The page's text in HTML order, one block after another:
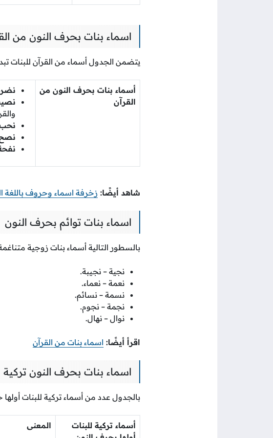
اسماء بنات بحرف النون من
يتضمن الجدول أسماء من القرآن للبنات
أسماء بنات بحرف النون من
القرآن
شاهد أيضًا: زخرفة اسماء وحروف باللغة
اسماء بنات توائم بحرف النون
بالسطور التالية أسماء بنات زوجية
نجية – نجيبة.
نعمة – نعماء.
نسمة – نسائم.
نجمة – نجوم.
نوال – نهال.
اقرأ أيضًا: اسماء بنات من القرآن
اسماء بنات بحرف النون تركية
بالجدول عدد من أسماء تركية للبنات
أسماء تركية للبنات
المعنى